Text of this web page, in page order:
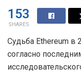
153
SHARES
Судьба Ethereum в
согласно